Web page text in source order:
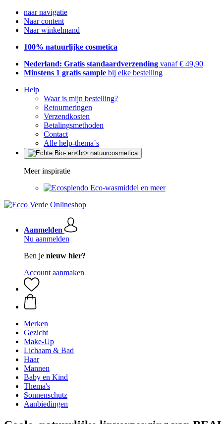
naar navigatie
Naar content
Naar winkelmand
100% natuurlijke cosmetica
Nederland: Gratis standaardverzending vanaf € 49,90
Minstens 1 gratis sample bij elke bestelling
Help
Waar is mijn bestelling?
Retourneringen
Verzendkosten
Betalingsmethoden
Contact
Alle help-thema`s
Meer inspiratie
Eco-wasmiddel en meer
Aanmelden
Nu aanmelden
Ben je nieuw hier?
Account aanmaken
Merken
Gezicht
Make-Up
Lichaam & Bad
Haar
Mannen
Baby en Kind
Thema's
Sonnenschutz
Aanbiedingen